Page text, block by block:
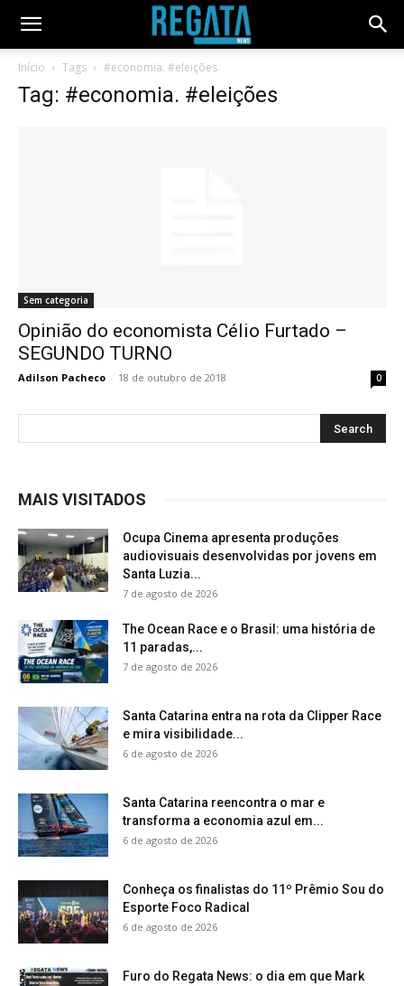
Início Tags #economia. #eleições
Tag: #economia. #eleições
Sem categoria
Opinião do economista Célio Furtado –
SEGUNDO TURNO
Adilson Pacheco - 18 de outubro de 2018 0
MAIS VISITADOS
Ocupa Cinema apresenta produções
audiovisuais desenvolvidas por jovens em
Santa Luzia...
7 de agosto de 2026
The Ocean Race e o Brasil: uma história de
11 paradas,...
7 de agosto de 2026
Santa Catarina entra na rota da Clipper Race
e mira visibilidade...
6 de agosto de 2026
Santa Catarina reencontra o mar e
transforma a economia azul em...
6 de agosto de 2026
Conheça os finalistas do 11º Prêmio Sou do
Esporte Foco Radical
6 de agosto de 2026
Furo do Regata News: o dia em que Mark